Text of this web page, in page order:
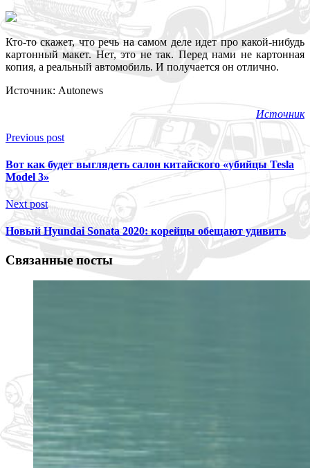
Кто-то скажет, что речь на самом деле идет про какой-нибудь
картонный макет. Нет, это не так. Перед нами не картонная
копия, а реальный автомобиль. И получается он отлично.
Источник: Autonews
Источник
Previous post
Вот как будет выглядеть салон китайского «убийцы Tesla
Model 3»
Next post
Новый Hyundai Sonata 2020: корейцы обещают удивить
Связанные посты